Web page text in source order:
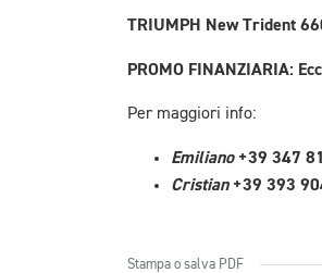
TRIUMPH New Trident
PROMO FINANZIARIA:
Per maggiori info:
Emiliano+39 347
Cristian+39 393
Stampa o salva PDF